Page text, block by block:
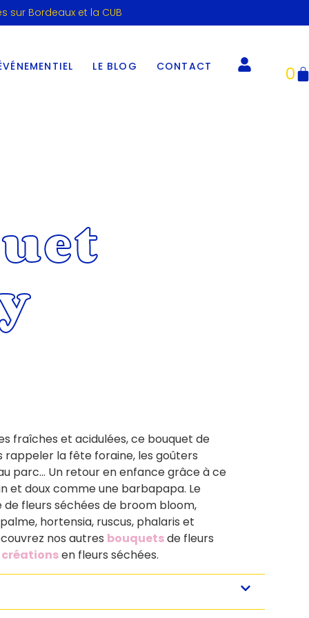
sur Bordeaux et la CUB
LE BLOG CONTACT 0
fraîches et acidulées, ce bouquet de
rappeler la fête foraine, les goûters
parc… Un retour en enfance grâce à ce
et doux comme une barbapapa. Le
fleurs séchées de broom bloom,
hortensia, ruscus, phalaris et
nos autres bouquetsde fleurs
créationsen fleurs séchées.